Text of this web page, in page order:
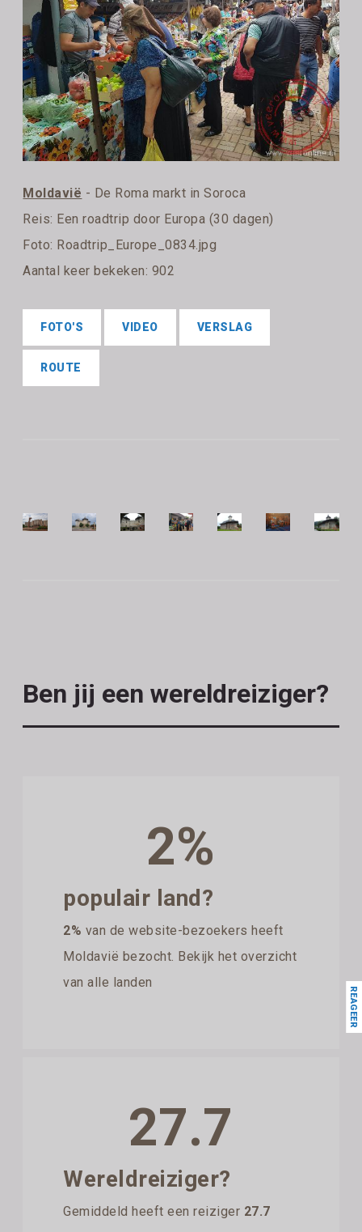
Moldavië - De Roma markt in Soroca
Reis: Een roadtrip door Europa (30 dagen)
Foto: Roadtrip_Europe_0834.jpg
Aantal keer bekeken: 902
FOTO'S VIDEO VERSLAG
ROUTE
Ben jij een wereldreiziger?
2%
populair land?
2% van de website-bezoekers heeft
Moldavië bezocht. Bekijk het overzicht
van alle landen
27.7
Wereldreiziger?
Gemiddeld heeft een reiziger 27.7
REAGEER